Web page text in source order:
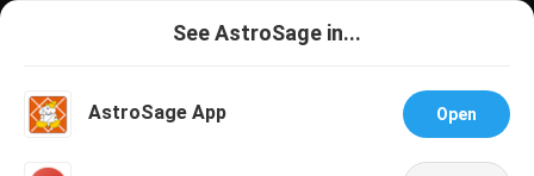
সহায়তা
See AstroSage in...
AstroSage App Open